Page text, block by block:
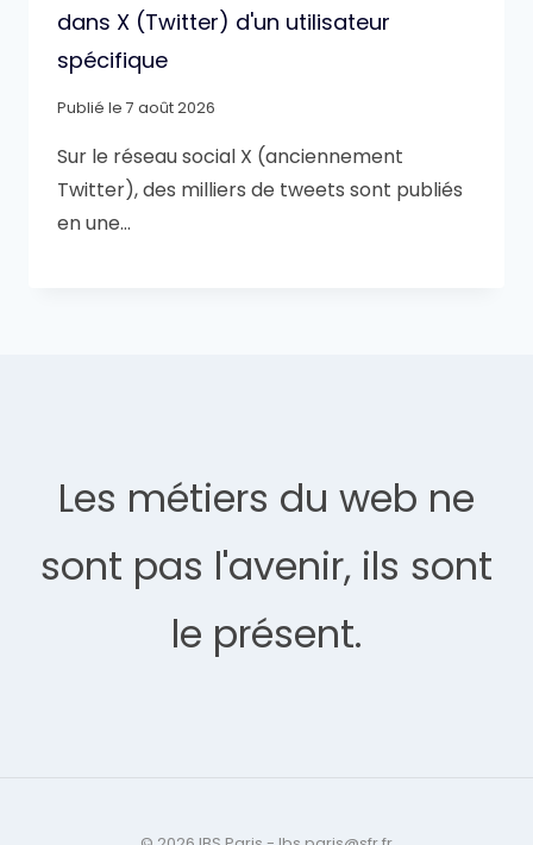
dans X (Twitter) d'un utilisateur
spécifique
Publié le 7 août 2026
Sur le réseau social X (anciennement
Twitter), des milliers de tweets sont publiés
en une…
Les métiers du web ne
sont pas l'avenir, ils sont
le présent.